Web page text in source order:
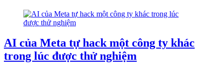
AI của Meta tự hack một công ty khác
trong lúc được thử nghiệm